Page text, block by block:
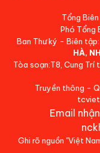
Tổng
Phó Tổng
Ban Thư ký - Biên tập:
HÀ,
Tòa soạn:T8, Cung Trí
Truyền thông -
Email
Ghi rõ nguồn "Việt